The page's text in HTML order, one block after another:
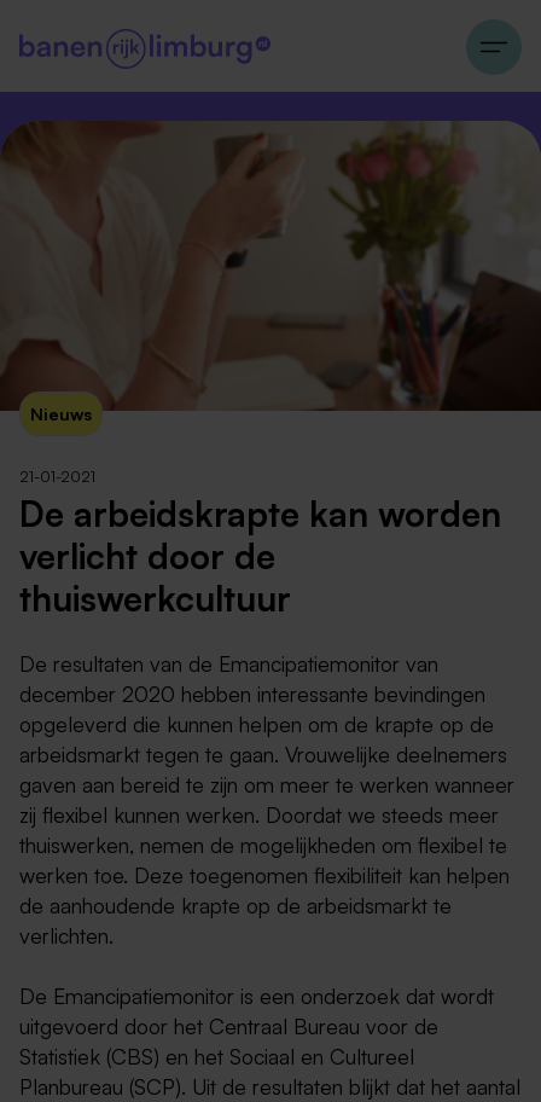
Nieuws
21-01-2021
De arbeidskrapte kan worden
verlicht door de
thuiswerkcultuur
De resultaten van de Emancipatiemonitor van
december 2020 hebben interessante bevindingen
opgeleverd die kunnen helpen om de krapte op de
arbeidsmarkt tegen te gaan. Vrouwelijke deelnemers
gaven aan bereid te zijn om meer te werken wanneer
zij flexibel kunnen werken. Doordat we steeds meer
thuiswerken, nemen de mogelijkheden om flexibel te
werken toe. Deze toegenomen flexibiliteit kan helpen
de aanhoudende krapte op de arbeidsmarkt te
verlichten.
De Emancipatiemonitor is een onderzoek dat wordt
uitgevoerd door het Centraal Bureau voor de
Statistiek (CBS) en het Sociaal en Cultureel
Planbureau (SCP). Uit de resultaten blijkt dat het aantal